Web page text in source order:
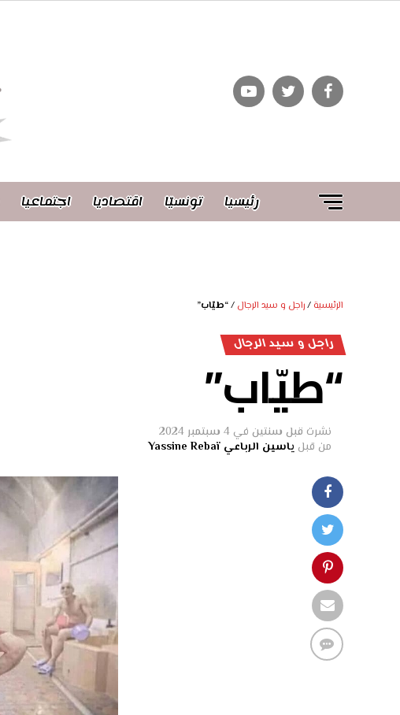
رئيسيا تونسيّا اقتصاديا اجتماعيا
الرئيسية /راجل و سيد الرجال /“طيّاب”
راجل و سيد الرجال
“طيّاب”
نشرت قبل سنتين في 4 سبتمبر 2024
من قبل ياسين الرباعي Yassine Rebaï